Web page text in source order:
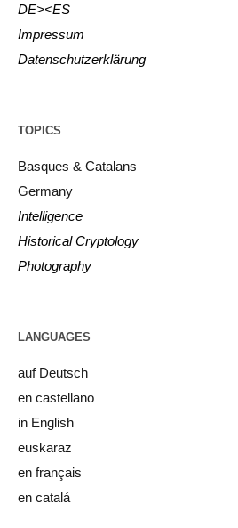
DE><ES
Impressum
Datenschutzerklärung
TOPICS
Basques & Catalans
Germany
Intelligence
Historical Cryptology
Photography
LANGUAGES
auf Deutsch
en castellano
in English
euskaraz
en français
en catalá